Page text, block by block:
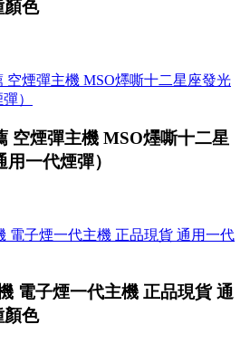
顏色
空煙彈主機 MSO爅嘶十二星
一代煙彈）
電子煙一代主機 正品現貨 通
顏色